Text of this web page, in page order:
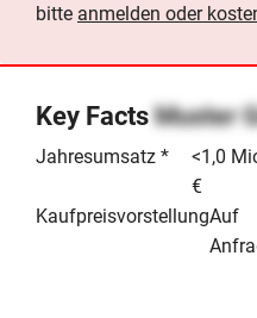
bitte anmelden oder
Key FactsMuster
Jahresumsatz *
<1,0
€
KaufpreisvorstellungAuf